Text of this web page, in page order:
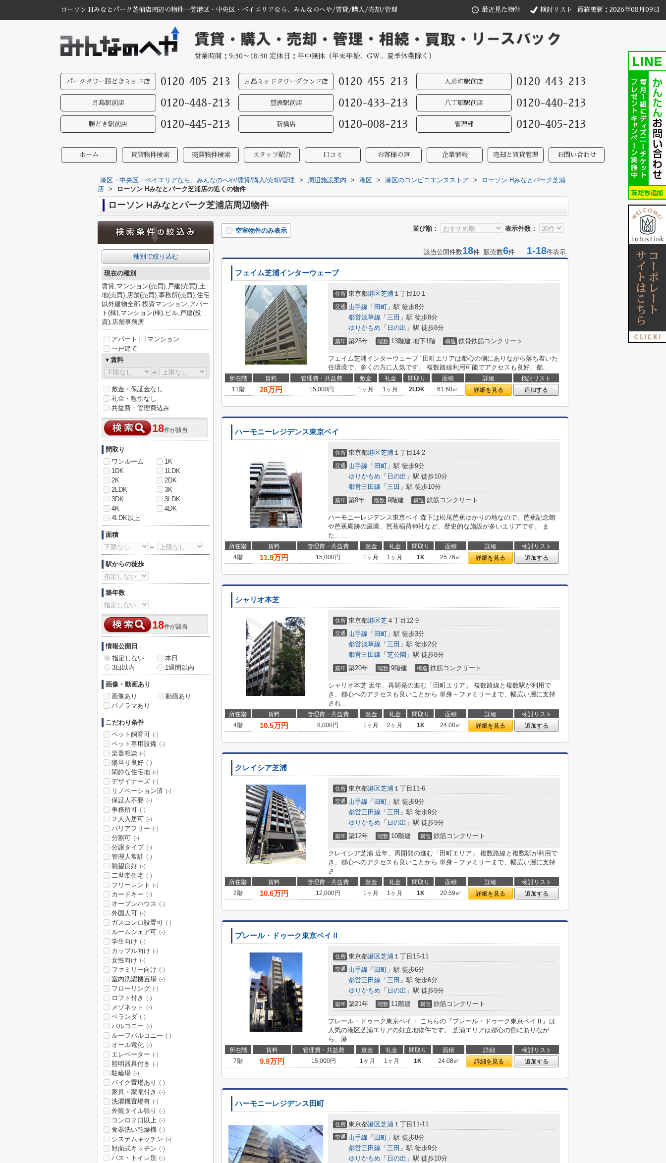
ローソン Hみなとパーク芝浦店周辺の物件一覧港区・中央区・ベイエリアなら、みんなのへや/賃貸/購入/売却/管理 最近見た物件 検討リスト 最終更新：2026年08月09日
営業時間：9:30～18:30 定休日：年中無休（年末年始、GW、夏季休業除く）
パークタワー勝どきミッド店 0120-405-213 月島ミッドタワーグランド店 0120-455-213 人形町駅前店 0120-443-213
月島駅前店 0120-448-213 豊洲駅前店 0120-433-213 八丁堀駅前店 0120-440-213
勝どき駅前店 0120-445-213 新橋店 0120-008-213 管理部 0120-405-213
ホーム 賃貸物件検索 売買物件検索 スタッフ紹介 口コミ お客様の声 企業情報 売却と賃貸管理 お問い合わせ
港区・中央区・ベイエリアなら、みんなのへや/賃貸/購入/売却/管理 > 周辺施設案内 > 港区 > 港区のコンビニエンスストア >
ローソン Hみなとパーク芝浦
店 > ローソン Hみなとパーク芝浦店の近くの物件
ローソン Hみなとパーク芝浦店周辺物件
並び順： 表示件数：
空室物件のみ表示
該当公開件数18件 販売数6件 1-18件表示
フェイム芝浦インターウェーブ
住所 東京都港区芝浦 １丁目10-1
交通 山手線 「 田町 」駅 徒歩8分
都営浅草線 「 三田 」駅 徒歩8分
ゆりかもめ 「 日の出 」駅 徒歩8分
築年 築25年 階数 13階建 地下1階 構造 鉄骨鉄筋コンクリート
フェイム芝浦インターウェーブ "田町エリアは都心の側にありながら落ち着いた
住環境で、多くの方に人気です。 複数路線利用可能でアクセスも良好、都...
所在階 賃料 管理費・共益費 敷金 礼金 間取り 面積 詳細
検討リスト
11階
28万円 15,000円 1ヶ月 1ヶ月 2LDK 61.60㎡ 詳細を見る 追加する
ハーモニーレジデンス東京ベイ
住所 東京都港区芝浦 １丁目14-2
交通 山手線 「 田町 」駅 徒歩9分
ゆりかもめ 「 日の出 」駅 徒歩10分
都営三田線 「 三田 」駅 徒歩10分
築年 築8年 階数 9階建 構造 鉄筋コンクリート
ハーモニーレジデンス東京ベイ 森下は松尾芭蕉ゆかりの地なので、芭蕉記念館
や芭蕉庵跡の庭園、芭蕉稲荷神社など、歴史的な施設が多いエリアです。 ま
た、...
所在階 賃料 管理費・共益費 敷金 礼金 間取り 面積 詳細
検討リスト
4階
11.9万円 15,000円 1ヶ月 1ヶ月 1K 25.76㎡ 詳細を見る 追加する
シャリオ本芝
住所 東京都港区芝 ４丁目12-9
交通 山手線 「 田町 」駅 徒歩3分
都営浅草線 「 三田 」駅 徒歩2分
都営三田線 「 芝公園 」駅 徒歩8分
築年 築20年 階数 9階建 構造 鉄筋コンクリート
シャリオ本芝 近年、再開発の進む「田町エリア」 複数路線と複数駅が利用で
き、都心へのアクセスも良いことから 単身～ファミリーまで、幅広い層に支持
され...
所在階 賃料 管理費・共益費 敷金 礼金 間取り 面積 詳細
検討リスト
4階
10.5万円 8,000円 1ヶ月 2ヶ月 1K 24.00㎡ 詳細を見る 追加する
クレイシア芝浦
住所 東京都港区芝浦 １丁目11-6
交通 山手線 「 田町 」駅 徒歩9分
都営三田線 「 三田 」駅 徒歩9分
ゆりかもめ 「 日の出 」駅 徒歩9分
築年 築12年 階数 10階建 構造 鉄筋コンクリート
クレイシア芝浦 近年、再開発の進む「田町エリア」 複数路線と複数駅が利用で
き、都心へのアクセスも良いことから 単身～ファミリーまで、幅広い層に支持
さ...
所在階 賃料 管理費・共益費 敷金 礼金 間取り 面積 詳細
検討リスト
2階
10.6万円 12,000円 1ヶ月 1ヶ月 1K 20.59㎡ 詳細を見る 追加する
プレール・ドゥーク東京ベイⅡ
住所 東京都港区芝浦 １丁目15-11
交通 山手線 「 田町 」駅 徒歩6分
都営三田線 「 三田 」駅 徒歩6分
ゆりかもめ 「 日の出 」駅 徒歩9分
築年 築21年 階数 11階建 構造 鉄筋コンクリート
プレール・ドゥーク東京ベイⅡ こちらの『プレール・ドゥーク東京ベイⅡ』は
人気の港区芝浦エリアの好立地物件です。 芝浦エリアは都心の側にありなが
ら、港...
所在階 賃料 管理費・共益費 敷金 礼金 間取り 面積 詳細
検討リスト
7階
9.9万円 15,000円 1ヶ月 1ヶ月 1K 24.08㎡ 詳細を見る 追加する
ハーモニーレジデンス田町
住所 東京都港区芝浦 １丁目11-11
交通 山手線 「 田町 」駅 徒歩8分
都営三田線 「 三田 」駅 徒歩9分
ゆりかもめ 「 日の出 」駅 徒歩10分
種別で絞り込む
現在の種別
賃貸,マンション(売買),戸建(売買),土
地(売買),店舗(売買),事務所(売買),住宅
以外建物全部,投資マンション,アパー
ト(棟),マンション(棟),ビル,戸建(投
資),店舗事務所
アパート
マンション
一戸建て
▼賃料
～
敷金・保証金なし
礼金・敷引なし
共益費・管理費込み
18件が該当
間取り
ワンルーム
1K
1DK
1LDK
2K
2DK
2LDK
3K
3DK
3LDK
4K
4DK
4LDK以上
面積
～
駅からの徒歩
築年数
18件が該当
情報公開日
指定しない
本日
3日以内
1週間以内
画像・動画あり
画像あり
動画あり
パノラマあり
こだわり条件
ペット飼育可 (-)
ペット専用設備 (-)
楽器相談 (-)
陽当り良好 (-)
閑静な住宅地 (-)
デザイナーズ (-)
リノベーション済 (-)
保証人不要 (-)
事務所可 (-)
２人入居可 (-)
バリアフリー (-)
分割可 (-)
分譲タイプ (-)
管理人常駐 (-)
眺望良好 (-)
二世帯住宅 (-)
フリーレント (-)
カードキー (-)
オープンハウス (-)
外国人可 (-)
ガスコンロ設置可 (-)
ルームシェア可 (-)
学生向け (-)
カップル向け (-)
女性向け (-)
ファミリー向け (-)
室内洗濯機置場 (-)
フローリング (-)
ロフト付き (-)
メゾネット (-)
ベランダ (-)
バルコニー (-)
ルーフバルコニー (-)
オール電化 (-)
エレベーター (-)
照明器具付き (-)
駐輪場 (-)
バイク置場あり (-)
家具・家電付き (-)
洗濯機置場有 (-)
外観タイル張り (-)
コンロ２口以上 (-)
食器洗い乾燥機 (-)
システムキッチン (-)
対面式キッチン (-)
バス・トイレ別 (-)